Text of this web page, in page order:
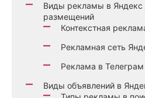
Виды рекламы в Яндекс
размещений
Контекстная
Рекламная сеть
Реклама в Телеграм
Виды объявлений в